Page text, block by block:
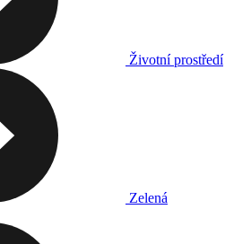
Životní prostředí
Zelená